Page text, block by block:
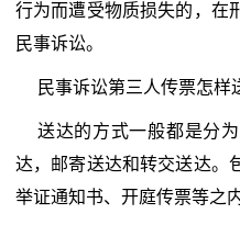
行为而遭受物质损失的，在
民事诉讼。
民事诉讼第三人传票怎样
送达的方式一般都是分
达，邮寄送达和转交送达。
举证通知书、开庭传票等之